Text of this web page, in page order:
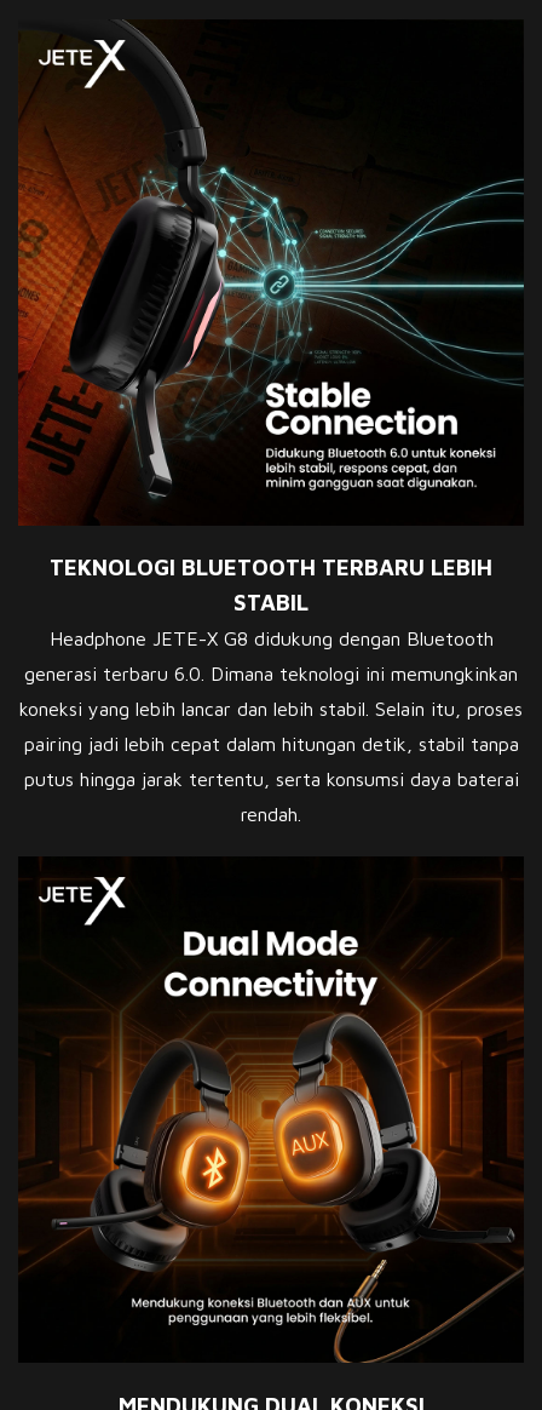
TEKNOLOGI BLUETOOTH TERBARU LEBIH
STABIL
Headphone JETE-X G8 didukung dengan Bluetooth
generasi terbaru 6.0. Dimana teknologi ini memungkinkan
koneksi yang lebih lancar dan lebih stabil. Selain itu, proses
pairing jadi lebih cepat dalam hitungan detik, stabil tanpa
putus hingga jarak tertentu, serta konsumsi daya baterai
rendah.